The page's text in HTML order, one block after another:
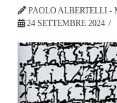
PAOLO ALBERTELLI
24 SETTEMBRE 2024